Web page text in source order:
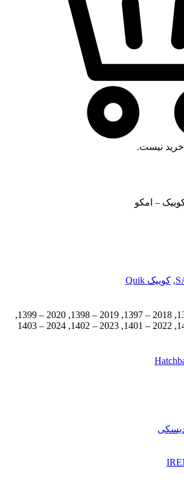
نیست.
– امکو
, کوییک Quik
2017 – 1396, 2018 – 1397, 2019 – 1398, 2020 – 1399,